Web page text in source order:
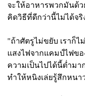
จะให้อาหารพวกมันด้
คิดวิธีที่ดีกว่านี้ไม่ได้จริ
"ถ้าศัตรูไม่ขยับ เราก็
แสงไฟจากแคมป์ไฟข
ความเป็นไปได้นี้ต่ำมา
ทำให้หนิงเล่ยรู้สึกหนา